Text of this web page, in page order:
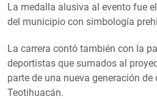
La medalla alusiva al evento fue
del municipio con simbología
La carrera contó también con la
deportistas que sumados al
parte de una nueva generación
Teotihuacán.